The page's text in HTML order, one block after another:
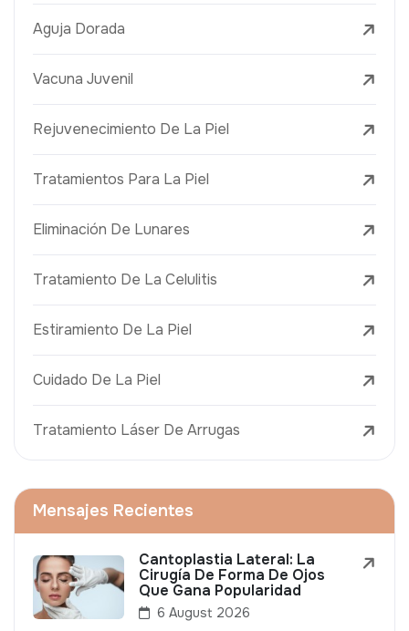
Aguja Dorada
Vacuna Juvenil
Rejuvenecimiento De La Piel
Tratamientos Para La Piel
Eliminación De Lunares
Tratamiento De La Celulitis
Estiramiento De La Piel
Cuidado De La Piel
Tratamiento Láser De Arrugas
Mensajes Recientes
Cantoplastia Lateral: La
Cirugía De Forma De Ojos
Que Gana Popularidad
6 August 2026